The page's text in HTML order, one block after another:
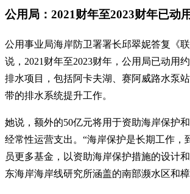
公用局：2021财年至2023财年已动
公用事业局海岸防卫署署长邱翠妮答复《
说，2021财年至2023财年，公用局已动用
排水项目，包括阿卡夫湖、赛阿威路水泵
带的排水系统提升工作。
她说，额外的50亿元将用于资助海岸保护
经常性运营支出。“海岸保护是长期工作，
员更多基金，以资助海岸保护措施的设计
东海岸海岸线研究所涵盖的南部濒水区和